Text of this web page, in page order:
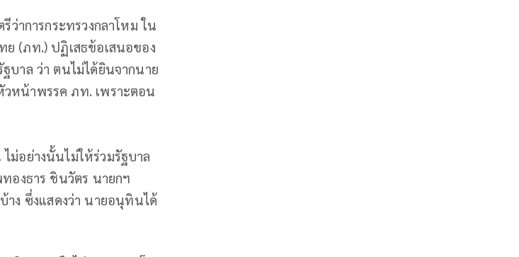
ว่าการกระทรวงกลาโหม ใน
ย (ภท.) ปฏิเสธข้อเสนอของ
บาล ว่า ตนไม่ได้ยินจากนาย
หน้าพรรค ภท. เพราะตอน
ม่อย่างนั้นไม่ให้ร่วมรัฐบาล
องธาร ชินวัตร นายกฯ
ง ซึ่งแสดงว่า นายอนุทินได้